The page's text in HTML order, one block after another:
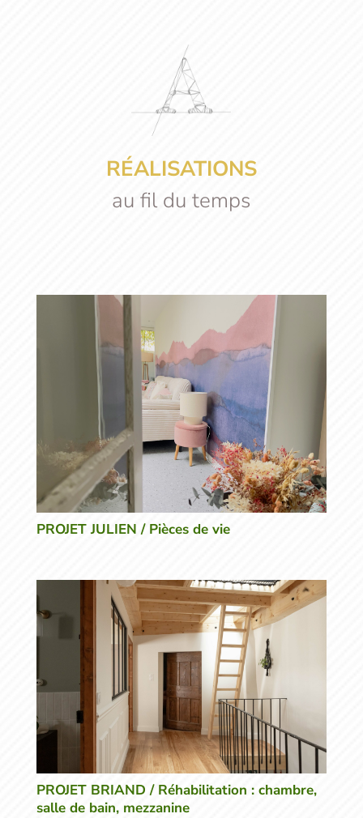
RÉALISATIONS
au fil du temps
PROJET JULIEN / Pièces de vie
PROJET BRIAND / Réhabilitation : chambre,
salle de bain, mezzanine